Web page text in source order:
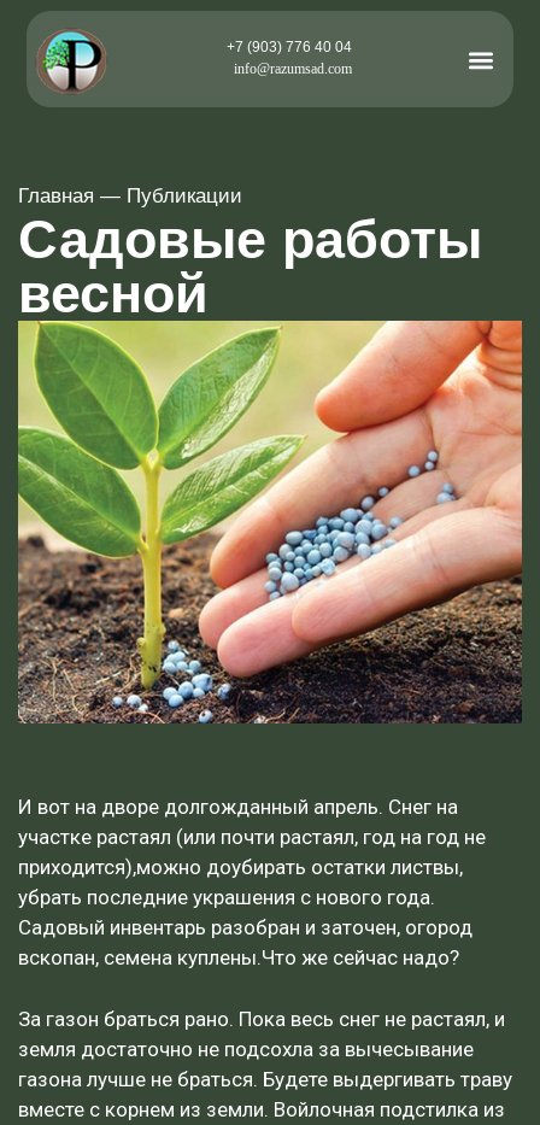
+7 (903) 776 40 04
info@razumsad.com
Главная — Публикации
Садовые работы
весной
И вот на дворе долгожданный апрель. Снег на
участке растаял (или почти растаял, год на год не
приходится),можно доубирать остатки листвы,
убрать последние украшения с нового года.
Садовый инвентарь разобран и заточен, огород
вскопан, семена куплены.Что же сейчас надо?
За газон браться рано. Пока весь снег не растаял, и
земля достаточно не подсохла за вычесывание
газона лучше не браться. Будете выдергивать траву
вместе с корнем из земли. Войлочная подстилка из